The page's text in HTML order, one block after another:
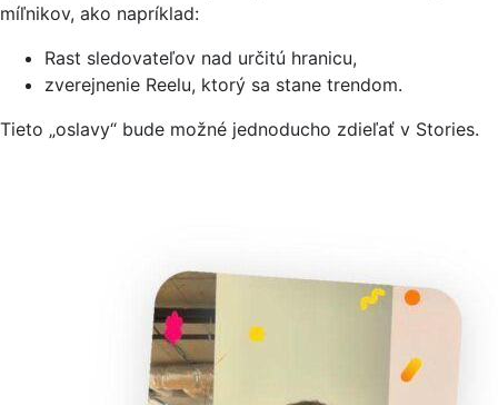
míľnikov, ako napríklad:
Rast sledovateľov nad určitú hranicu,
zverejnenie Reelu, ktorý sa stane trendom.
Tieto „oslavy“ bude možné jednoducho zdieľať v Stories.